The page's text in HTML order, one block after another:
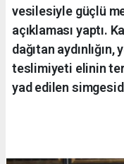
vesilesiyle güçlü
açıklaması yaptı.
dağıtan
teslimiyeti elinin
yad edilen